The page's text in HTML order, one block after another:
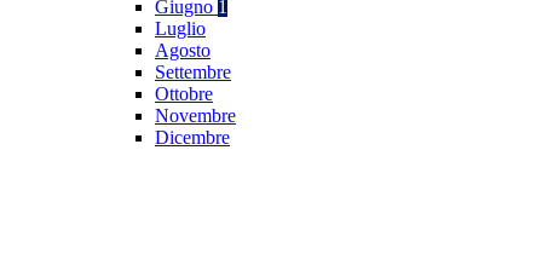
Giugno 1
Luglio
Agosto
Settembre
Ottobre
Novembre
Dicembre